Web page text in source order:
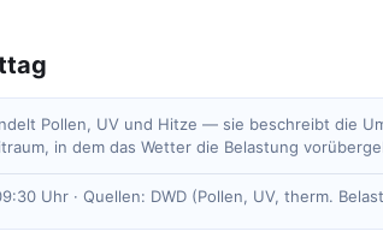
Pollen, UV und Hitze — sie beschreibt die
in dem das Wetter die Belastung
Uhr · Quellen: DWD (Pollen, UV, therm.